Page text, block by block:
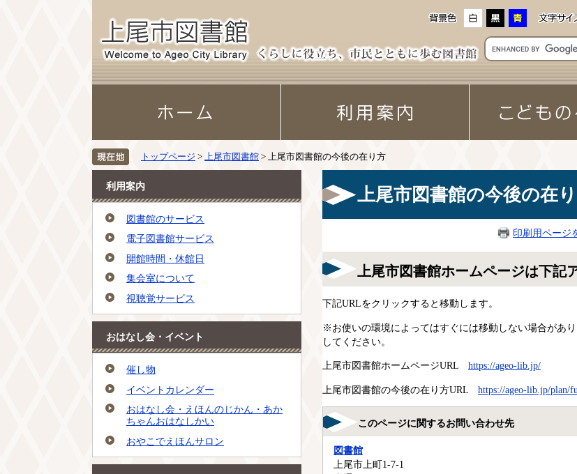
トップページ > 上尾市図書館 > 上尾市図書館の今後の在り方
利用案内
図書館のサービス
電子図書館サービス
開館時間・休館日
集会室について
視聴覚サービス
おはなし会・イベント
催し物
イベントカレンダー
おはなし会・えほんのじかん・あか
ちゃんおはなしかい
おやこでえほんサロン
上尾市図書館の今後の在
印刷用ページ
上尾市図書館ホームページは下記
下記URLをクリックすると移動します。
※お使いの環境によってはすぐには移動しない場合があ
してください。
上尾市図書館ホームページURL https://ageo-lib.jp/
上尾市図書館の今後の在り方URL https://ageo-lib.jp/plan/
このページに関するお問い合わせ先
図書館
上尾市上町1-7-1